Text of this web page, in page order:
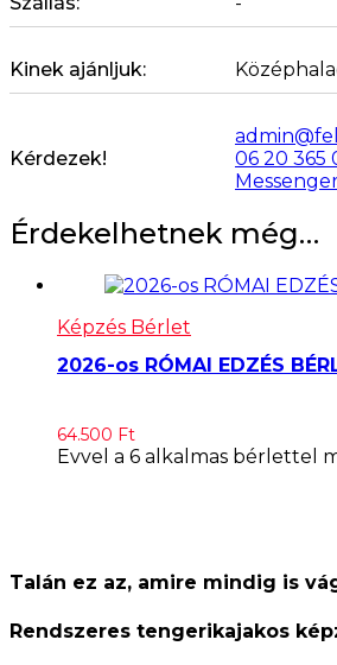
Kinek ajánljuk:
Kérdezek!
06 20 365
Érdekelhetnek még…
Képzés Bérlet
2026-os RÓMAI EDZÉS
64.500 Ft
Evvel a 6 alkalmas bérlettel
Talán ez az, amire mindig is
Rendszeres tengerikajakos